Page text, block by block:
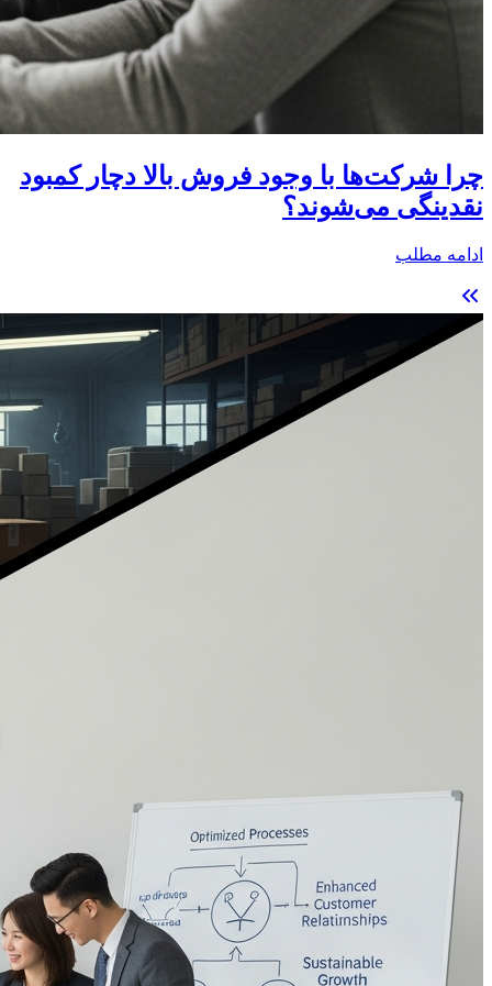
چرا شرکت‌ها با وجود فروش بالا دچار کمبود
نقدینگی می‌شوند؟
ادامه مطلب